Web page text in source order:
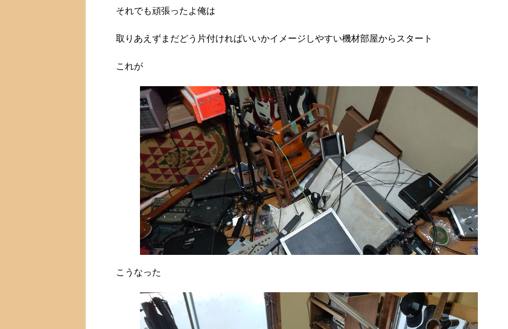
それでも頑張ったよ俺は
取りあえずまだどう片付ければいいかイメージしやすい機材部屋からスタート
これが
こうなった